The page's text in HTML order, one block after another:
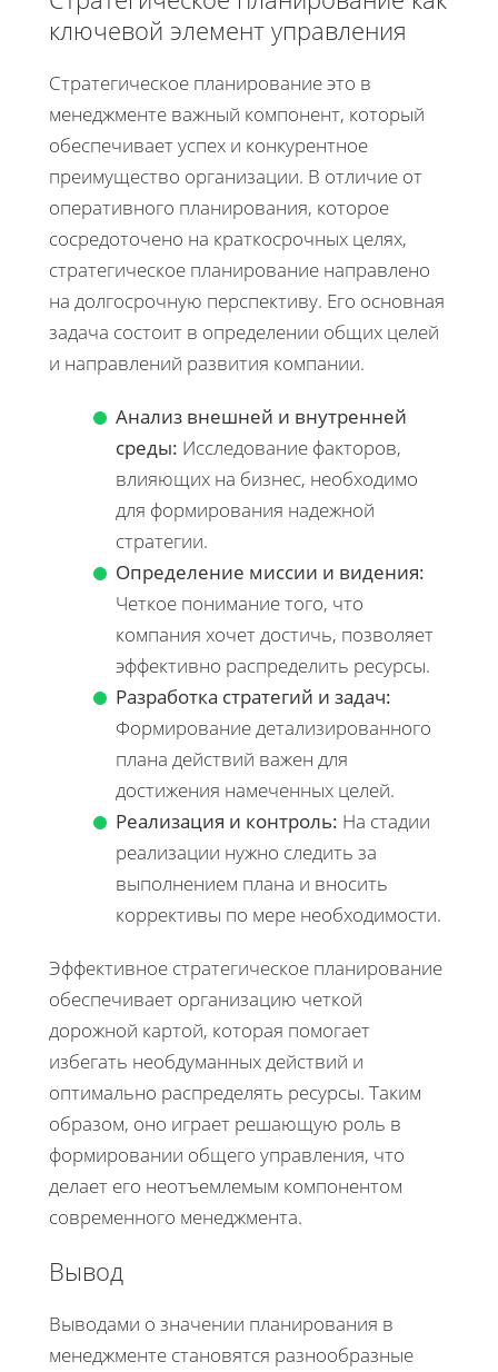
ключевой элемент управления
Стратегическое планирование это в
менеджменте важный компонент, который
обеспечивает успех и конкурентное
преимущество организации. В отличие от
оперативного планирования, которое
сосредоточено на краткосрочных целях,
стратегическое планирование направлено
на долгосрочную перспективу. Его основная
задача состоит в определении общих целей
и направлений развития компании.
Анализ внешней и внутренней
среды: Исследование факторов,
влияющих на бизнес, необходимо
для формирования надежной
стратегии.
Определение миссии и видения:
Четкое понимание того, что
компания хочет достичь, позволяет
эффективно распределить ресурсы.
Разработка стратегий и задач:
Формирование детализированного
плана действий важен для
достижения намеченных целей.
Реализация и контроль: На стадии
реализации нужно следить за
выполнением плана и вносить
коррективы по мере необходимости.
Эффективное стратегическое планирование
обеспечивает организацию четкой
дорожной картой, которая помогает
избегать необдуманных действий и
оптимально распределять ресурсы. Таким
образом, оно играет решающую роль в
формировании общего управления, что
делает его неотъемлемым компонентом
современного менеджмента.
Вывод
Выводами о значении планирования в
менеджменте становятся разнообразные